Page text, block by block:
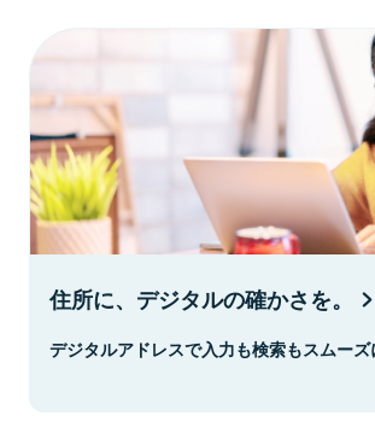
住所に、デジタルの確かさを。
デジタルアドレスで入力も検索もスムーズ